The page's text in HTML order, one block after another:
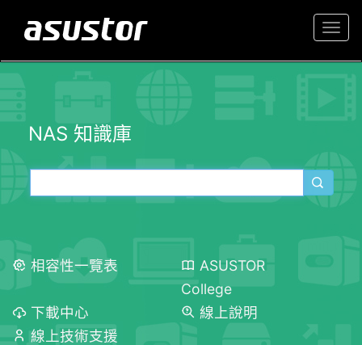
NAS 知識庫
相容性一覽表
ASUSTOR
College
下載中心
線上說明
線上技術支援